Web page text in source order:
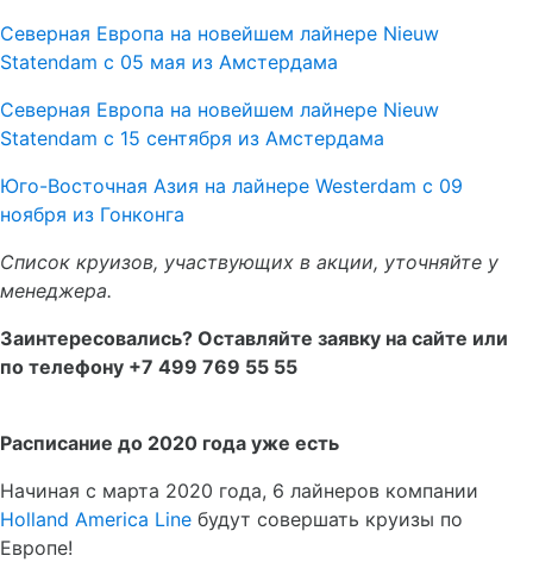
Северная Европа на новейшем лайнере Nieuw
Statendam с 05 мая из Амстердама
Северная Европа на новейшем лайнере Nieuw
Statendam с 15 сентября из Амстердама
Юго-Восточная Азия на лайнере Westerdam с 09
ноября из Гонконга
Список круизов, участвующих в акции, уточняйте у
менеджера.
Заинтересовались? Оставляйте заявку на сайте или
по телефону +7 499 769 55 55
Расписание до 2020 года уже есть
Начиная с марта 2020 года, 6 лайнеров компании
Holland America Line будут совершать круизы по
Европе!